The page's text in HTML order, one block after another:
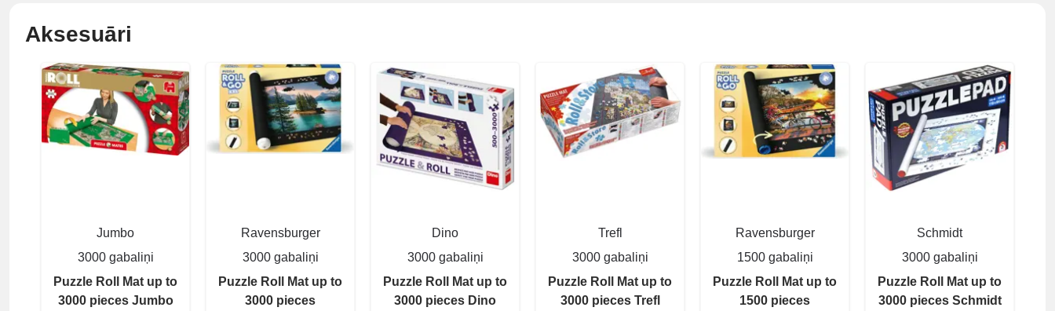
Aksesuāri
Jumbo
3000 gabaliņi
Puzzle Roll Mat up to
3000 pieces Jumbo
Ravensburger
3000 gabaliņi
Puzzle Roll Mat up to
3000 pieces
Dino
3000 gabaliņi
Puzzle Roll Mat up to
3000 pieces Dino
Trefl
3000 gabaliņi
Puzzle Roll Mat up to
3000 pieces Trefl
Ravensburger
1500 gabaliņi
Puzzle Roll Mat up to
1500 pieces
Schmidt
3000 gabaliņi
Puzzle Roll Mat up to
3000 pieces Schmidt